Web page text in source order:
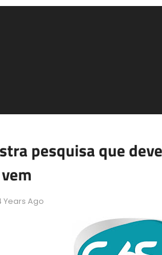
pesquisa que
Years Ago